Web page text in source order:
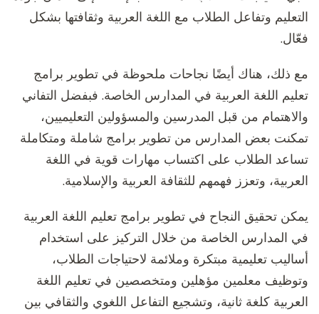
التعليم وتفاعل الطلاب مع اللغة العربية وثقافتها بشكل
فعّال.
مع ذلك، هناك أيضًا نجاحات ملحوظة في تطوير برامج
تعليم اللغة العربية في المدارس الخاصة. فبفضل التفاني
والاهتمام من قبل المدرسين والمسؤولين التعليميين،
تمكنت بعض المدارس من تطوير برامج شاملة ومتكاملة
تساعد الطلاب على اكتساب مهارات قوية في اللغة
العربية، وتعزز فهمهم للثقافة العربية والإسلامية.
يمكن تحقيق النجاح في تطوير برامج تعليم اللغة العربية
في المدارس الخاصة من خلال التركيز على استخدام
أساليب تعليمية مبتكرة وملائمة لاحتياجات الطلاب،
وتوظيف معلمين مؤهلين ومتخصصين في تعليم اللغة
العربية كلغة ثانية، وتشجيع التفاعل اللغوي والثقافي بين